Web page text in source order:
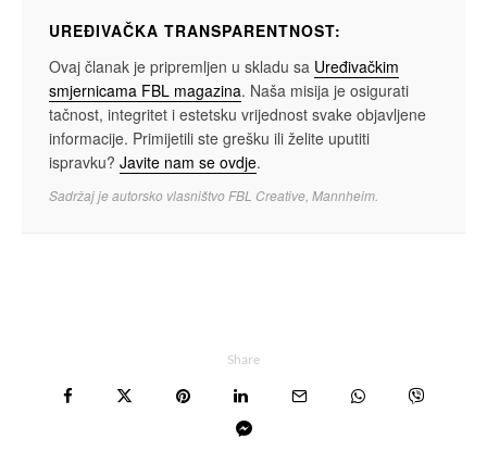
UREĐIVAČKA TRANSPARENTNOST:
Ovaj članak je pripremljen u skladu sa Uređivačkim
smjernicama FBL magazina. Naša misija je osigurati
tačnost, integritet i estetsku vrijednost svake objavljene
informacije. Primijetili ste grešku ili želite uputiti
ispravku? Javite nam se ovdje.
Sadržaj je autorsko vlasništvo FBL Creative, Mannheim.
Share